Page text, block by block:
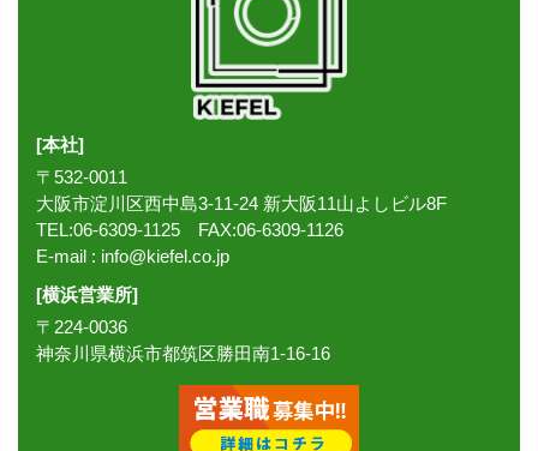
[本社]
〒532-0011
大阪市淀川区西中島3-11-24 新大阪11山よしビル8F
TEL:06-6309-1125 FAX:06-6309-1126
E-mail : info@kiefel.co.jp
[横浜営業所]
〒224-0036
神奈川県横浜市都筑区勝田南1-16-16